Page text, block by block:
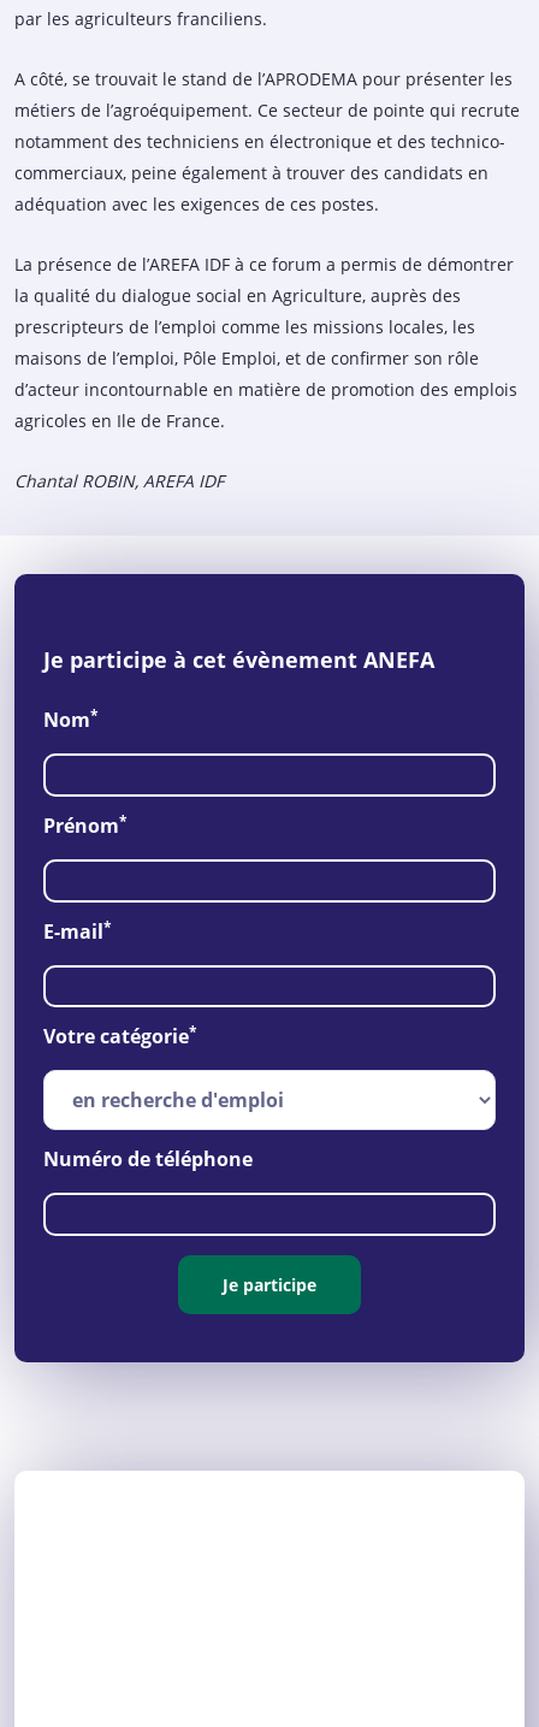
par les agriculteurs franciliens.
A côté, se trouvait le stand de l’APRODEMA pour présenter les
métiers de l’agroéquipement. Ce secteur de pointe qui recrute
notamment des techniciens en électronique et des technico-
commerciaux, peine également à trouver des candidats en
adéquation avec les exigences de ces postes.
La présence de l’AREFA IDF à ce forum a permis de démontrer
la qualité du dialogue social en Agriculture, auprès des
prescripteurs de l’emploi comme les missions locales, les
maisons de l’emploi, Pôle Emploi, et de confirmer son rôle
d’acteur incontournable en matière de promotion des emplois
agricoles en Ile de France.
Chantal ROBIN, AREFA IDF
Je participe à cet évènement ANEFA
Nom*
Prénom*
E-mail*
Votre catégorie*
Numéro de téléphone
Je participe